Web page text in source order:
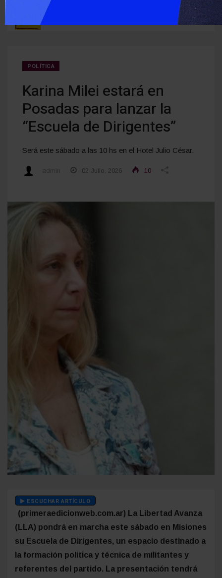
POLÍTICA
Karina Milei estará en
Posadas para lanzar la
“Escuela de Dirigentes”
Será este sábado a las 10 hs en el Hotel Julio César.
02 Julio, 2026 10
ESCUCHAR ARTÍCULO
(primeraedicionweb.com.ar) La Libertad Avanza
(LLA) pondrá en marcha este sábado en Misiones
su Escuela de Dirigentes, un espacio destinado a
la formación política y técnica de militantes y
referentes del partido. La presentación tendrá